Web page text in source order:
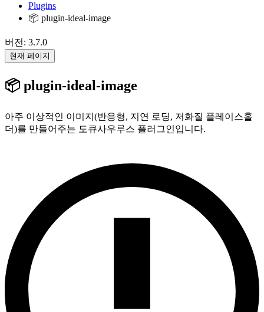
Plugins
📦 plugin-ideal-image
버전: 3.7.0
현재 페이지
📦 plugin-ideal-image
아주 이상적인 이미지(반응형, 지연 로딩, 저화질 플레이스홀
더)를 만들어주는 도큐사우루스 플러그인입니다.